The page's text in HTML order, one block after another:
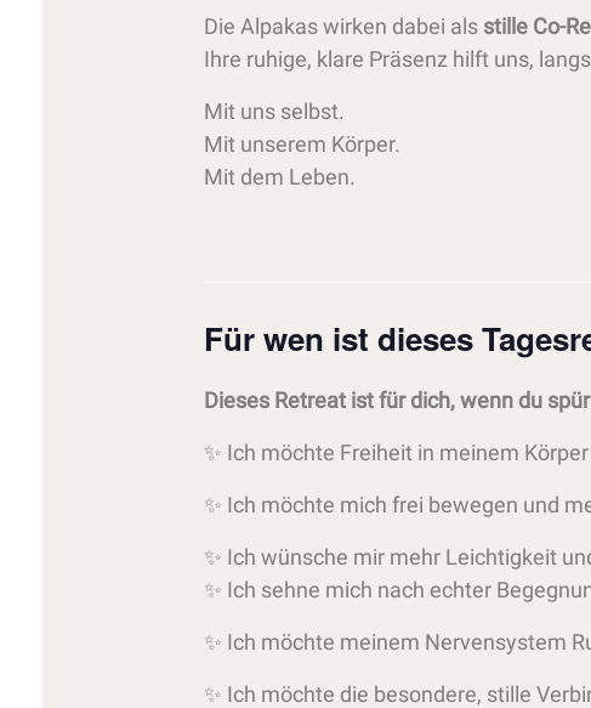
Die Alpakas wirken dabei als stille Co-
Ihre ruhige, klare Präsenz hilft uns,
Mit uns selbst.
Mit unserem Körper.
Mit dem Leben.
Für wen ist dieses
Dieses Retreat ist für dich, wenn du
✨ Ich möchte Freiheit in meinem
✨ Ich möchte mich frei bewegen und
✨ Ich wünsche mir mehr Leichtigkeit
✨ Ich sehne mich nach echter
✨ Ich möchte meinem Nervensystem
✨ Ich möchte die besondere, stille